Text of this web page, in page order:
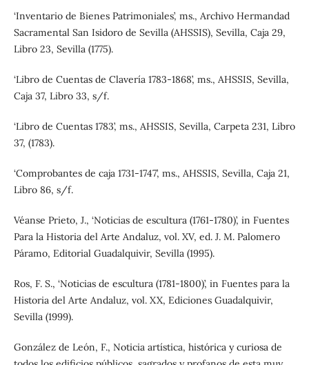
‘Inventario de Bienes Patrimoniales’, ms., Archivo Hermandad
Sacramental San Isidoro de Sevilla (AHSSIS), Sevilla, Caja 29,
Libro 23, Sevilla (1775).
‘Libro de Cuentas de Clavería 1783-1868’, ms., AHSSIS, Sevilla,
Caja 37, Libro 33, s/f.
‘Libro de Cuentas 1783’, ms., AHSSIS, Sevilla, Carpeta 231, Libro
37, (1783).
‘Comprobantes de caja 1731-1747’, ms., AHSSIS, Sevilla, Caja 21,
Libro 86, s/f.
Véanse Prieto, J., ‘Noticias de escultura (1761-1780)’, in Fuentes
Para la Historia del Arte Andaluz, vol. XV, ed. J. M. Palomero
Páramo, Editorial Guadalquivir, Sevilla (1995).
Ros, F. S., ‘Noticias de escultura (1781-1800)’, in Fuentes para la
Historia del Arte Andaluz, vol. XX, Ediciones Guadalquivir,
Sevilla (1999).
González de León, F., Noticia artística, histórica y curiosa de